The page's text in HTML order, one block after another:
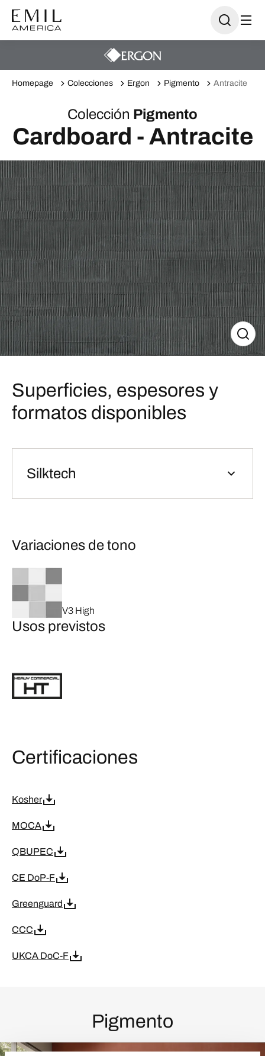
Homepage Colecciones Ergon Pigmento Antracite
Colección Pigmento
Cardboard - Antracite
Superficies, espesores y
formatos disponibles
Silktech
Variaciones de tono
V3 High
Usos previstos
Certificaciones
Kosher
MOCA
QBUPEC
CE DoP-F
Greenguard
CCC
UKCA DoC-F
Pigmento